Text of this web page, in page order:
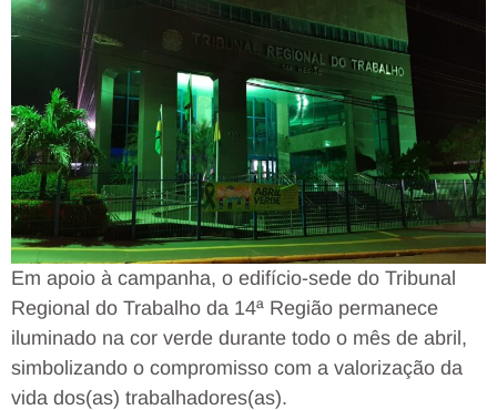
Em apoio à campanha, o edifício-sede do Tribunal
Regional do Trabalho da 14ª Região permanece
iluminado na cor verde durante todo o mês de abril,
simbolizando o compromisso com a valorização da
vida dos(as) trabalhadores(as).